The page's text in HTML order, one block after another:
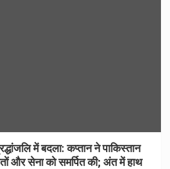
में बदला: कप्तान ने पाकिस्तान
और सेना को समर्पित की; अंत में हाथ